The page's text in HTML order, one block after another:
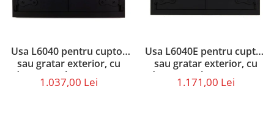
Usa L6040 pentru cuptor
sau gratar exterior, cu
dimensiunile 60 x 40 cm
1.037,00 Lei
Usa L6040E pentru cuptor
sau gratar exterior, cu
dimensiunile 60 x 40 cm,
dreptunghiulara
1.171,00 Lei